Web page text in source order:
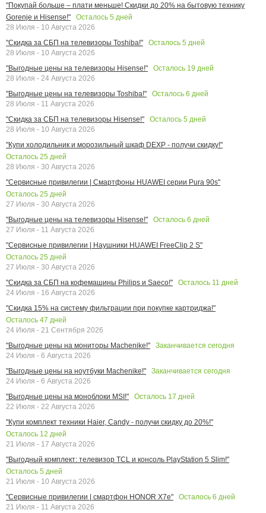
"Покупай больше – плати меньше! Скидки до 20% на бытовую технику
Gorenje и Hisense!"
Осталось 5 дней
28 Июля - 10 Августа 2026
"Скидка за СБП на телевизоры Toshiba!"
Осталось 5 дней
28 Июля - 10 Августа 2026
"Выгодные цены на телевизоры Hisense!"
Осталось 19 дней
28 Июля - 24 Августа 2026
"Выгодные цены на телевизоры Toshiba!"
Осталось 6 дней
28 Июля - 11 Августа 2026
"Скидка за СБП на телевизоры Hisense!"
Осталось 5 дней
28 Июля - 10 Августа 2026
"Купи холодильник и морозильный шкаф DEXP - получи скидку!"
Осталось 25 дней
28 Июля - 30 Августа 2026
"Сервисные привилегии | Смартфоны HUAWEI серии Pura 90s"
Осталось 25 дней
27 Июля - 30 Августа 2026
"Выгодные цены на телевизоры Hisense!"
Осталось 6 дней
27 Июля - 11 Августа 2026
"Сервисные привилегии | Наушники HUAWEI FreeClip 2 S"
Осталось 25 дней
27 Июля - 30 Августа 2026
"Скидка за СБП на кофемашины Philips и Saeco!"
Осталось 11 дней
24 Июля - 16 Августа 2026
"Скидка 15% на систему фильтрации при покупке картриджа!"
Осталось 47 дней
24 Июля - 21 Сентября 2026
"Выгодные цены на мониторы Machenike!"
Заканчивается сегодня
24 Июля - 6 Августа 2026
"Выгодные цены на ноутбуки Machenike!"
Заканчивается сегодня
24 Июля - 6 Августа 2026
"Выгодные цены на моноблоки MSI!"
Осталось 17 дней
22 Июля - 22 Августа 2026
"Купи комплект техники Haier, Candy - получи скидку до 20%!"
Осталось 12 дней
21 Июля - 17 Августа 2026
"Выгодный комплект: телевизор TCL и консоль PlayStation 5 Slim!"
Осталось 5 дней
21 Июля - 10 Августа 2026
"Сервисные привилегии | смартфон HONOR X7e"
Осталось 6 дней
21 Июля - 11 Августа 2026